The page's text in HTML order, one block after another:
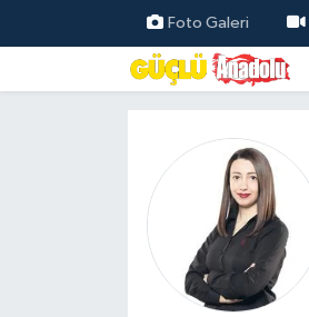
Foto Galeri
Özel Haber
Ankara Haberleri
Resmi İlanlar